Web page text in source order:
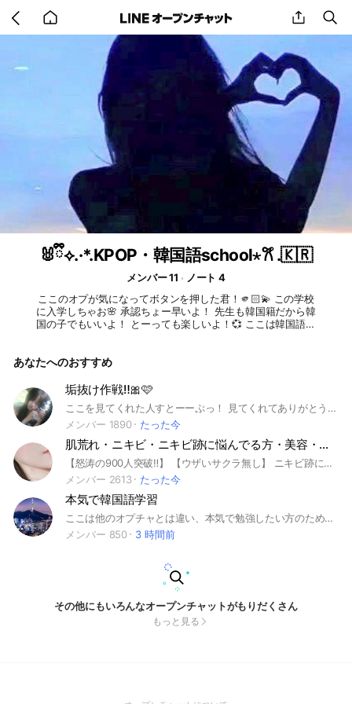
back
to
share
🐰ྀི⟡.·*.KPOP・韓国語school⋆𐙚 ̊.🇰🇷
メンバー 11
ノート 4
ここのオプが気になってボタンを押した君！🫵🏻💫 この学校
に入学しちゃお🌸 承認ちょー早いよ！ 先生も韓国籍だから韓
国の子でもいいよ！ とーっても楽しいよ！💞 ここは韓国語に
く勉強して 、 韓国語マスターになろうっ‼️ 最初はみんな1年生
くのめんどい 入ったら大事なノート見てね！ 設立日 ↻ 7月 5
日 日曜日 ここまで見たなら『‪💚』のとこ 押すしかないよ
ね！！！！！！（圧
あなたへのおすすめ
垢抜け作戦‼️🎀🩷
ここを見てくれた人すとーーぷっ！ 見てくれてありがとうございます！！ 垢抜けしたくないですか⁉️⁉️ みんなに可愛くなったねって言われたくないですか⁉️ モテたいですか⁉️ このオプに入って、みんなで垢抜け方法やblogなど作って共有しましょ🌟 少しでも気になって入ってくれたら嬉しいです！！！ 中でまってます🥹🥹🥹🩷🩷🩷 #垢抜け 2025.7.18
メンバー 1890
たった今
肌荒れ・ニキビ・ニキビ跡に悩んでる方・美容・コスメ・スキンケア・シワ改善・小顔・肌トラブル・メイク
【怒涛の900人突破‼️】 【ウザいサクラ無し】 ニキビ跡に悩まされてる そこのアナタ！ そんなアナタの為の悩み 解決チャットです。 わたくし管理人の翔も めちゃくちゃ苦しみました。。。。 「このコスメ大丈夫？」 「これ使ってどうだった？」 「私の肌にあってるのかな？」 「この治療どう思う？」 など何でも聞ける！ サクラ無しのグループ。 ケアの方法やオススメアイテム の紹介し合う裏チームです。 ニキビ跡で悩まされているあなたへ ニキビ跡は一度出来てしまうと本当に本当に治るのに時間がかかります。 これは医学でもまだ解決 出来ない領域。 しかし！ あきらめない！ ぜったい美肌を取り戻す！ そんなあなたを全力で助けたい 助け合いたい！ そういったチャットにしたいと思います。 心が疲れてたまに投げ出したくなる発言もあります。 でも、諦めず頑張ろう！ 私はそんなあなたを応援しています💖💖💖💖💖 ※ただ今荒らし対策のため承認制となっております。 #肌荒れ改善 #スキンケア習慣 #ニキビ対策 #乾燥肌ケア #敏感肌対策 #毛穴ケア #美肌ルーティン #透明感のある肌 #肌トラブル解決 #スキンケア好き #美肌になりたい #美容好きな人と繋がりたい #美白ケア #ツヤ肌 #もち肌 #韓国スキンケア #エイジングケア #美容の力 #肌質改善 #自分磨き #コスメ好き #メイク好きさんと繋がりたい #メイクの力 #ファンデーション難民 #崩れないメイク #メイクで変わる #ナチュラルメイク #化粧水難民 #美容液好き #メイク研究 #美容習慣 #インナーケア #美肌ごはん #腸活で美肌 #食べて綺麗に #睡眠美容 #美肌は内側から #ビタミンC摂取 #美容オタク #美容と健康
メンバー 2613
たった今
本気で韓国語学習
ここは他のオプチャとは違い、本気で勉強したい方のための場として作りました。 人数が多いオプチャでも雑談の場と化してしまっている所が多数ありますが、このオプチャでは 初心者でもネイティブでも助け合って、より効率的に、より詳しく語学学習ができる人が1人でも多く増えれば、という思いで作りました。 ノートには随時様々な韓国語の文法や、表現をまとめておりますので、本気で勉強をしたい方はぜひ参加してみて下さいꪔ̤̮ #韓国語 #語学 #韓国 #k-pop
メンバー 850
3 時間前
その他にもいろんなオープンチャットがもりだくさん
もっと見る